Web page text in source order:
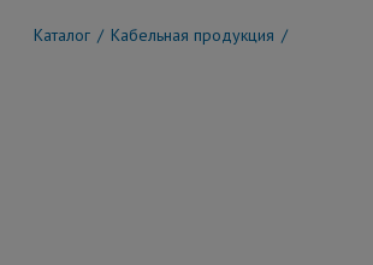
Каталог Кабельная продукция